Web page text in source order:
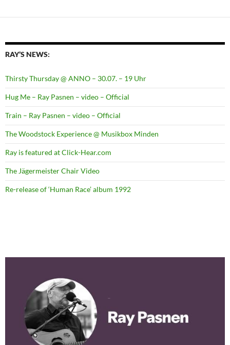
RAY’S NEWS:
Thirsty Thursday @ ANNO – 30.07. – 19 Uhr
Hug Me – Ray Pasnen – video – Official
Train – Ray Pasnen – video – Official
The Woodstock Experience @ Musikbox Minden
Ray is featured at Click-Hear.com
The Jägermeister Chair Video
Re-release of ‘Human Race’ album 1992